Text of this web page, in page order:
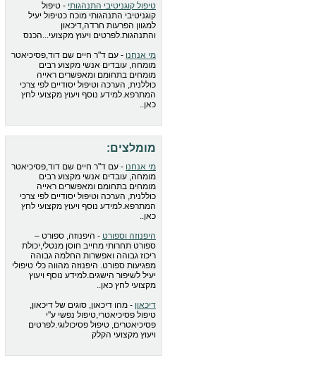
טיפול קוגניטיבי התנהגותי - טיפול
קוגניטיבי התנהגותי מוכח כטיפול יעיל
למגוון הפרעות חרדה,דיכאון
והתנהגות.לפרטים ויעוץ מקצועי...הכנס
מי אנחנו - עם ד"ר חיים שם דוד,פסיכיאטר
מומחה, עובדים אנשי מקצוע רבים
מומחים בתחומם ומאפשרים ראייה
כוללנית, הערכה וטיפול יסודיים לפי צרכי
המתרפא.למידע נוסף ויעוץ מקצועי לחץ
כאן..
מומלצים:
מי אנחנו - עם ד"ר חיים שם דוד,פסיכיאטר
מומחה, עובדים אנשי מקצוע רבים
מומחים בתחומם ומאפשרים ראייה
כוללנית, הערכה וטיפול יסודיים לפי צרכי
המתרפא.למידע נוסף ויעוץ מקצועי לחץ
כאן..
היפנוזה וספורט - היפנוזה, ספורט –
ספורט תחרותי מחייב חוסן מנטלי,יכולת
ריכוז גבוהה ואפשרות החלמה גבוהה
מפגיעות ספורט. היפנוזה מהווה כלי טיפולי
יעיל לשיפור הישגים.למידע נוסף ויעוץ
מקצועי לחץ כאן..
דיכאון - מהו דיכאון, סוגים של דיכאון,
טיפול פסיכיאטרי,טיפול נפשי ע"י
פסיכיאטרים, טיפול פסיכולוגי.לפרטים
ויעוץ מקצועי הקלק